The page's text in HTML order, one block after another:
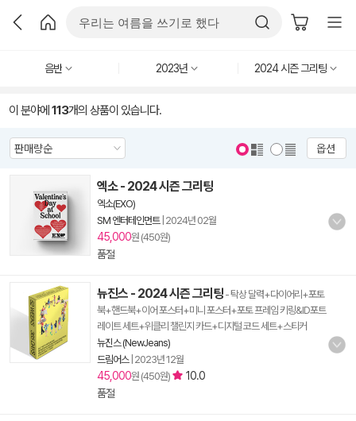
음반 2023년 2024 시즌 그리팅
이 분야에 113개의 상품이 있습니다.
옵션
엑소 - 2024 시즌 그리팅
엑소(EXO)
SM 엔터테인먼트| 2024년 02월
45,000원 (450원)
품절
뉴진스 - 2024 시즌 그리팅 - 탁상 달력+다이어리+포토
북+핸드북+이어 포스터+미니 포스터+포토 프레임 키링&ID포트
레이트 세트+위클리 챌린지 카드+디지털 코드 세트+스티커
뉴진스 (NewJeans)
드림어스| 2023년 12월
45,000원 (450원)
10.0
품절